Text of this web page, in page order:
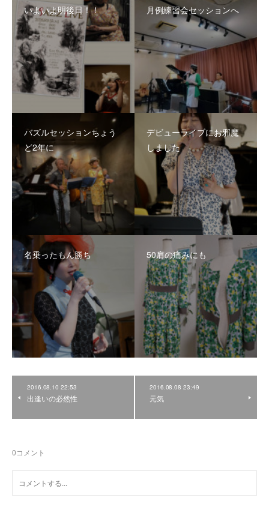
いよいよ明後日！！ 月例練習会セッションへ
バズルセッションちょう
ど2年に
デビューライブにお邪魔
しました
名乗ったもん勝ち 50肩の痛みにも
2016.08.10 22:53
出逢いの必然性
2016.08.08 23:49
元気
0コメント